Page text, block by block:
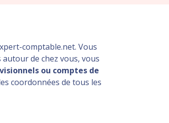
comptable.net. Vous
autour de chez vous, vous
ou comptes de
coordonnées de tous les